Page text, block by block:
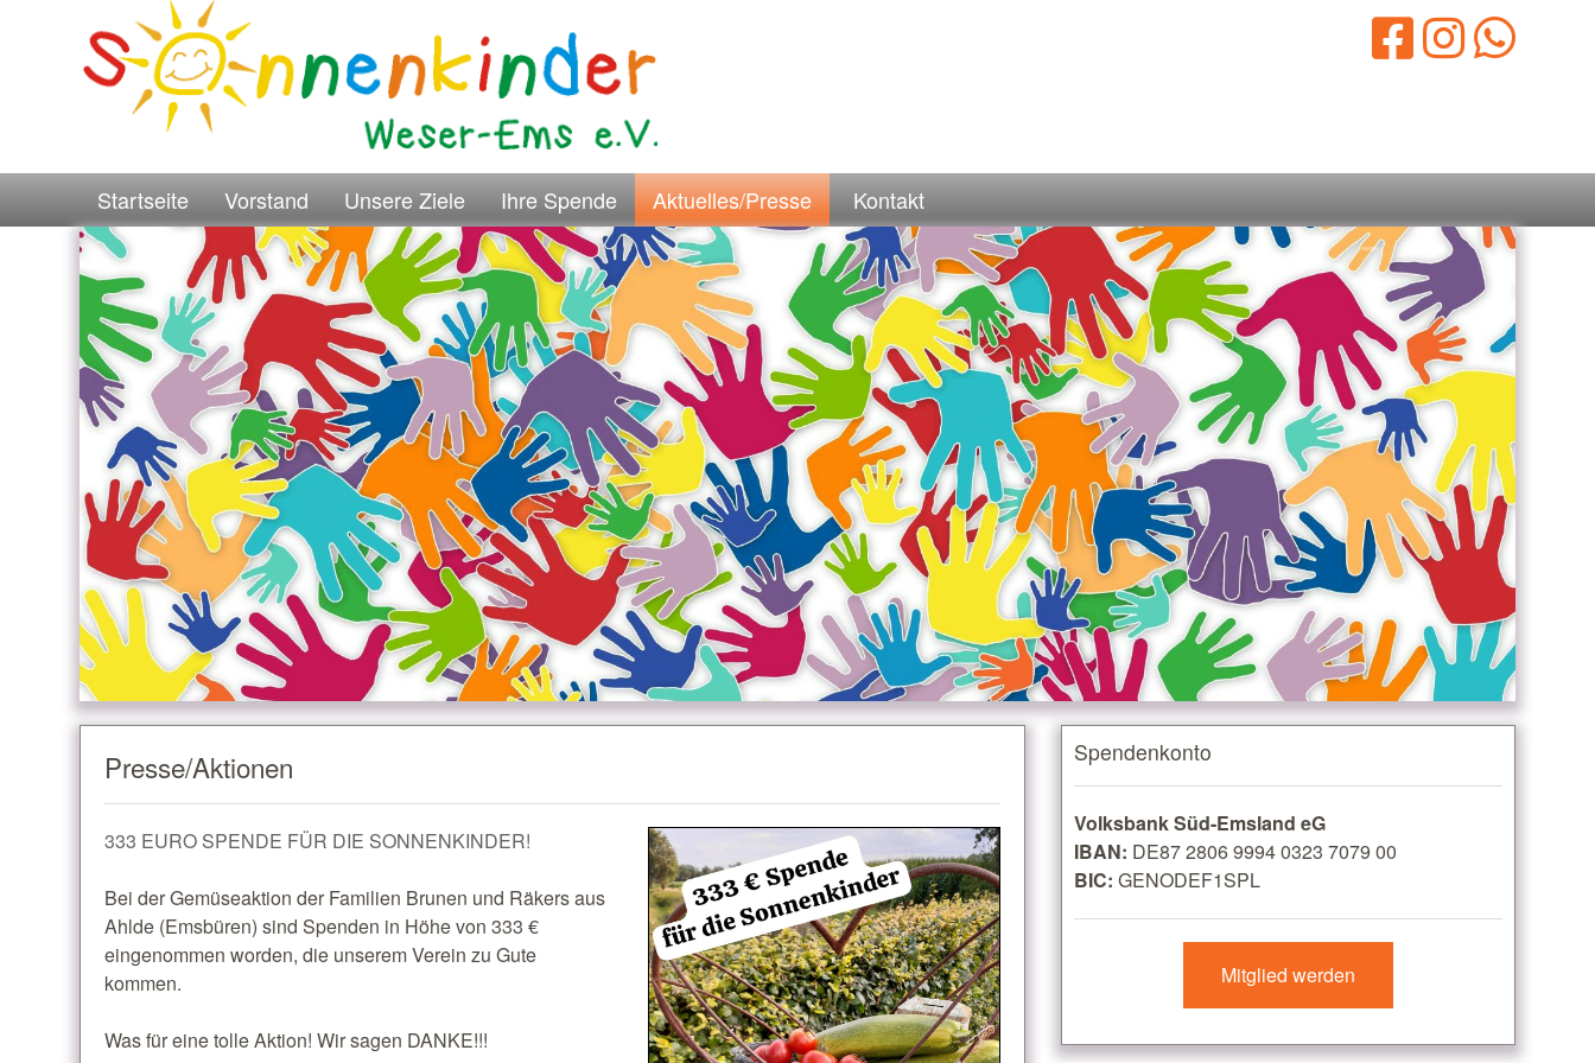
Startseite Vorstand Unsere Ziele Ihre Spende Aktuelles/Presse Kontakt
Presse/Aktionen
333 EURO SPENDE FÜR DIE SONNENKINDER!
Bei der Gemüseaktion der Familien Brunen und Räkers aus
Ahlde (Emsbüren) sind Spenden in Höhe von 333 €
eingenommen worden, die unserem Verein zu Gute
kommen.
Was für eine tolle Aktion! Wir sagen DANKE!!!
Spendenkonto
Volksbank Süd-Emsland eG
IBAN: DE87 2806 9994 0323 7079 00
BIC: GENODEF1SPL
Mitglied werden